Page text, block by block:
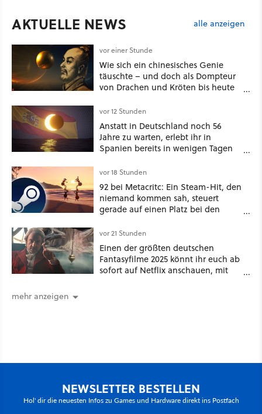
AKTUELLE NEWS alle anzeigen
vor einer Stunde
Wie sich ein chinesisches Genie
täuschte – und doch als Dompteur
von Drachen und Kröten bis heute
vor 12 Stunden
Anstatt in Deutschland noch 56
Jahre zu warten, erlebt ihr in
Spanien bereits in wenigen Tagen
vor 18 Stunden
92 bei Metacritc: Ein Steam-Hit, den
niemand kommen sah, steuert
gerade auf einen Platz bei den
vor 21 Stunden
Einen der größten deutschen
Fantasyfilme 2025 könnt ihr euch ab
sofort auf Netflix anschauen, mit
mehr anzeigen
NEWSLETTER BESTELLEN
Hol' dir die neuesten Infos zu Games und Hardware direkt ins Postfach